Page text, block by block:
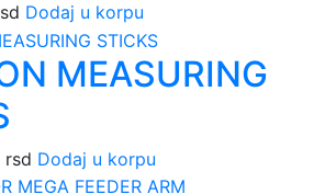
Dodaj u korpu
MEASURING
rsd Dodaj u korpu